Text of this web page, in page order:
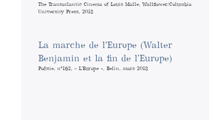
The Transatlantic Cinema of Louis Malle, Wallflower/Columbia
University Press, 2018
La marche de l’Europe (Walter
Benjamin et la fin de l’Europe)
Po&sie, n°162, « L’Europe », Belin, mars 2018